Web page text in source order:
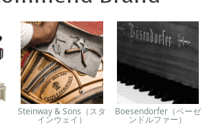
Steinway & Sons（スタ
インウェイ）
Boesendorfer（ベーゼ
ンドルファー）